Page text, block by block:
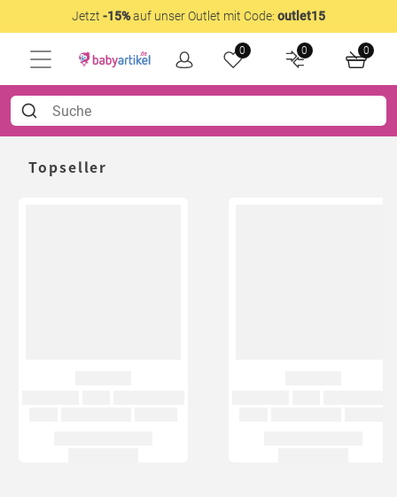
Jetzt -15%auf unser Outlet mit Code: outlet15
0 0 0
Topseller